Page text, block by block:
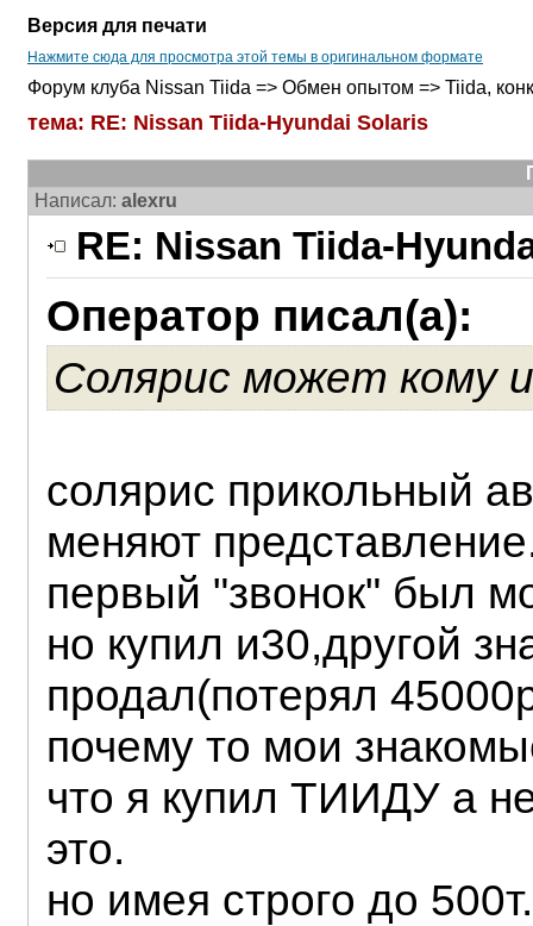
Версия для печати
Нажмите сюда для просмотра этой темы в оригинальном формате
Форум клуба Nissan Tiida => Обмен опытом => Tiida,
тема: RE: Nissan Tiida-Hyundai Solaris
Написал: alexru
RE: Nissan Tiida-
Оператор писал(а):
Солярис может кому
солярис прикольный
меняют
первый "звонок" был
но купил и30,другой
продал(потерял
почему то мои
что я купил ТИИДУ а
это.
но имея строго до